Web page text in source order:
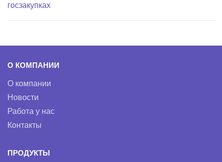
госзакупках
О КОМПАНИИ
О компании
Новости
Работа у нас
Контакты
ПРОДУКТЫ